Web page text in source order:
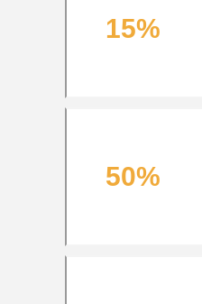
15%
50%